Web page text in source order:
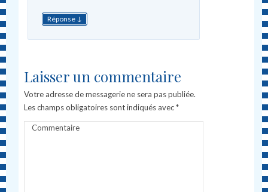
Réponse ↓
Laisser un commentaire
Votre adresse de messagerie ne sera pas publiée.
Les champs obligatoires sont indiqués avec*
Commentaire